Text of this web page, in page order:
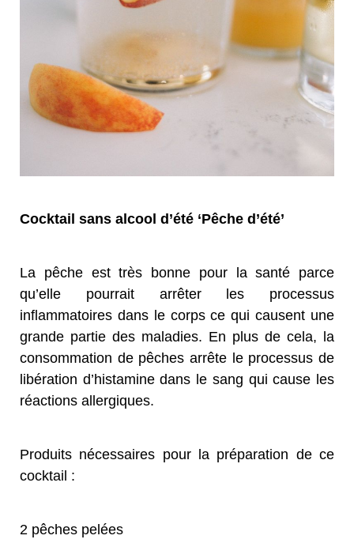
Cocktail sans alcool d’été ‘Pêche d’été’
La pêche est très bonne pour la santé parce
qu’elle pourrait arrêter les processus
inflammatoires dans le corps ce qui causent une
grande partie des maladies. En plus de cela, la
consommation de pêches arrête le processus de
libération d’histamine dans le sang qui cause les
réactions allergiques.
Produits nécessaires pour la préparation de ce
cocktail :
2 pêches pelées